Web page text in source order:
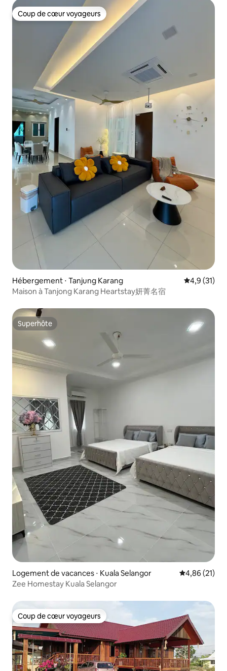
Coup de cœur voyageurs
Coup de cœur voyageurs
Hébergement ⋅ Tanjung Karang Évaluation
4,9 (31)
Maison à Tanjong Karang Heartstay妍菁名宿
Superhôte
Superhôte
Logement de vacances ⋅ Kuala Selangor Évaluation
4,86 (21)
Zee Homestay Kuala Selangor
Coup de cœur voyageurs
Coup de cœur voyageurs